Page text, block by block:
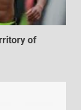
of